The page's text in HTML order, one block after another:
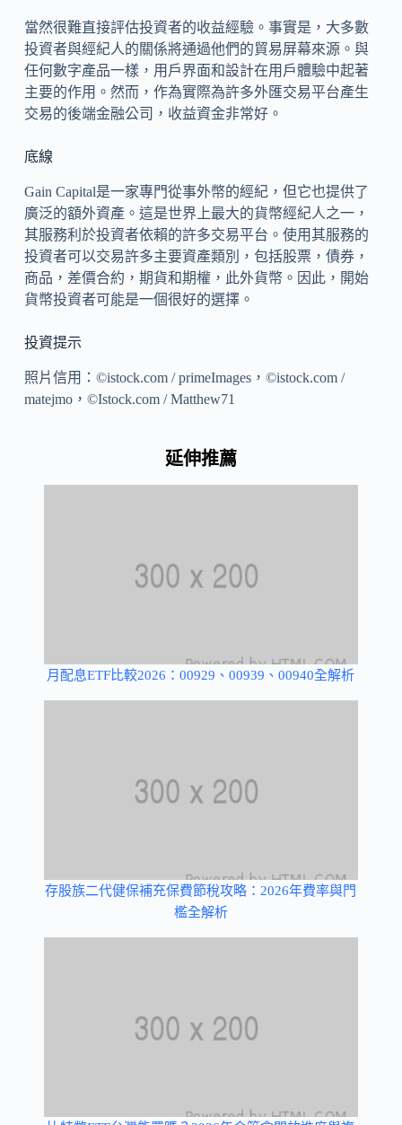
當然很難直接評估投資者的收益經驗。事實是，大多數
投資者與經紀人的關係將通過他們的貿易屏幕來源。與
任何數字產品一樣，用戶界面和設計在用戶體驗中起著
主要的作用。然而，作為實際為許多外匯交易平台產生
交易的後端金融公司，收益資金非常好。
底線
Gain Capital是一家專門從事外幣的經紀，但它也提供了
廣泛的額外資產。這是世界上最大的貨幣經紀人之一，
其服務利於投資者依賴的許多交易平台。使用其服務的
投資者可以交易許多主要資產類別，包括股票，債券，
商品，差價合約，期貨和期權，此外貨幣。因此，開始
貨幣投資者可能是一個很好的選擇。
投資提示
照片信用：©istock.com / primeImages，©istock.com /
matejmo，©Istock.com / Matthew71
延伸推薦
月配息ETF比較2026：00929、00939、00940全解析
存股族二代健保補充保費節稅攻略：2026年費率與門
檻全解析